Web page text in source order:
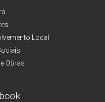
Local
Obras